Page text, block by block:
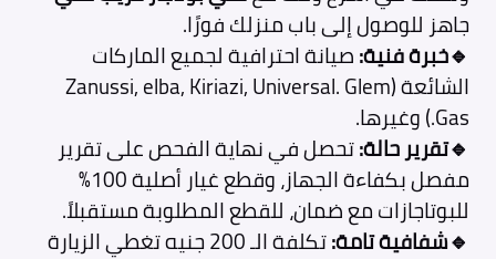
جاهز للوصول إلى باب منزلك فورًا.
🔹خبرة فنية:صيانة احترافية لجميع الماركات
الشائعة (Zanussi, elba, Kiriazi, Universal. Glem
Gas.) وغيرها.
🔹تقرير حالة:تحصل في نهاية الفحص على تقرير
مفصل بكفاءة الجهاز، وقطع غيار أصلية 100%
للبوتاجازات مع ضمان، للقطع المطلوبة مستقبلاً.
🔹شفافية تامة: تكلفة الـ 200 جنيه تغطي الزيارة